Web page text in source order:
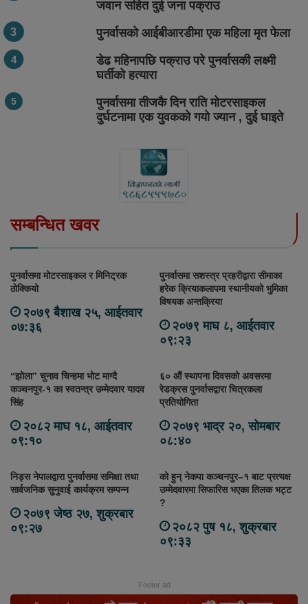
जवान सहित दुई जना पक्राउ
पुनर्वासको आईबीआरडीमा एक महिला मृत फेला
डेढ महिनापछि पक्राउ परे पुनर्वासकी लक्ष्मी
घर्तीको हत्यारा
पुनर्वासमा तीजकै दिन राति मोटरसाइकल
दुर्घटनामा एक युवकको गयो ज्यान , दुई घाइते
सम्बन्धित खवर
पुनर्वासमा मोटरसाइकल र मिनिट्रक
ठोक्कियो
२०७९ बैशाख २५, आईतवार
०७:३६
पुनर्वासमा सशस्त्र प्रहरीद्वारा सीमाका
हरेक क्रियाकलापमा स्थानीयको भुमिका
विषयक अन्तक्रिया
२०७९ माघ ८, आईतवार
०९:२३
“झोला” चुनाव चिन्हमा भोट माग्दै
कञ्चनपुर-१ का स्वतन्त्र उम्मेदवार यादव
सिंह
२०८२ माघ १८, आईतवार
०९:१०
६० औं स्थापना दिवसको अवसरमा
रेडक्रस पुनर्वासद्वारा चित्रकला
प्रतियोगिता
२०७९ भाद्र २०, सोमबार
०८:४०
निड्स नेपालद्वारा पुनर्वासमा समिक्षा तथा
सार्वजनिक सुनुवाई कार्यक्रम सम्पन्न
२०७९ जेष्ठ २७, शुक्रबार
०९:२७
को हुन् नेकपा कञ्चनपुर–१ बाट प्रत्यक्ष
उम्मेदवारमा सिफारिस भएका तिलक भट्ट
?
२०८२ पुष १८, शुक्रबार
०९:३३
Footer ad